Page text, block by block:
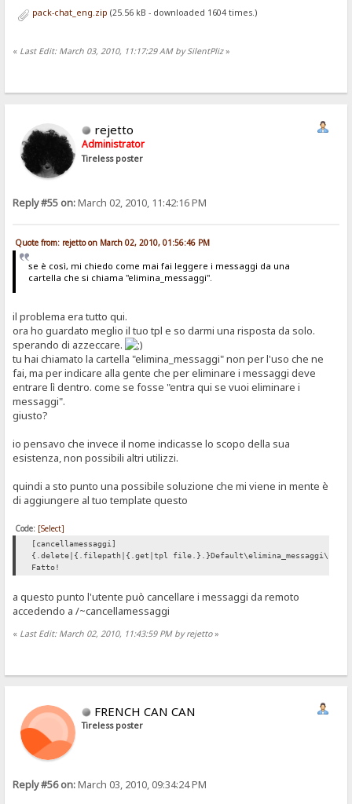
pack-chat_eng.zip (25.56 kB - downloaded 1604 times.)
« Last Edit: March 03, 2010, 11:17:29 AM by SilentPliz»
rejetto
Administrator
Tireless poster
Reply #55 on:March 02, 2010, 11:42:16 PM
Quote from: rejetto on March 02, 2010, 01:56:46 PM
se è così, mi chiedo come mai fai leggere i messaggi da una
cartella che si chiama "elimina_messaggi".
il problema era tutto qui.
ora ho guardato meglio il tuo tpl e so darmi una risposta da solo.
sperando di azzeccare.
tu hai chiamato la cartella "elimina_messaggi" non per l'uso che ne
fai, ma per indicare alla gente che per eliminare i messaggi deve
entrare lì dentro. come se fosse "entra qui se vuoi eliminare i
messaggi".
giusto?
io pensavo che invece il nome indicasse lo scopo della sua
esistenza, non possibili altri utilizzi.
quindi a sto punto una possibile soluzione che mi viene in mente è
di aggiungere al tuo template questo
Code: [Select]
[cancellamessaggi]
{.delete|{.filepath|{.get|tpl
Fatto!
a questo punto l'utente può cancellare i messaggi da remoto
accedendo a /~cancellamessaggi
« Last Edit: March 02, 2010, 11:43:59 PM by rejetto»
FRENCH CAN CAN
Tireless poster
Reply #56 on:March 03, 2010, 09:34:24 PM